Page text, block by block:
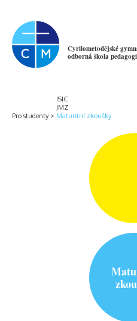
Cyrilometodějské
odborná škola
Pro studenty
ISIC
JMZ
Maturitní zkoušky